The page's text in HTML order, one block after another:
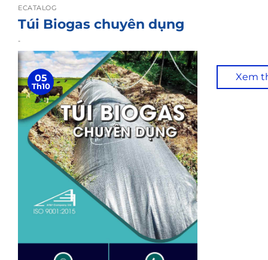
ECATALOG
Túi Biogas chuyên dụng
-
05
Th10
Xem